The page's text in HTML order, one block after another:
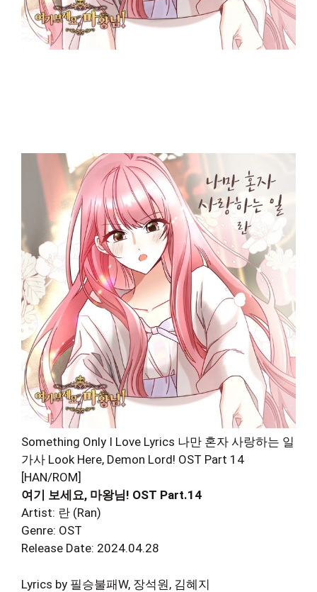
Something Only I Love Lyrics 나만 혼자 사랑하는 일
가사 Look Here, Demon Lord! OST Part 14
[HAN/ROM]
여기 보세요, 마왕님! OST Part.14
Artist: 란 (Ran)
Genre: OST
Release Date: 2024.04.28
Lyrics by 필승불패W, 장석원, 김혜지